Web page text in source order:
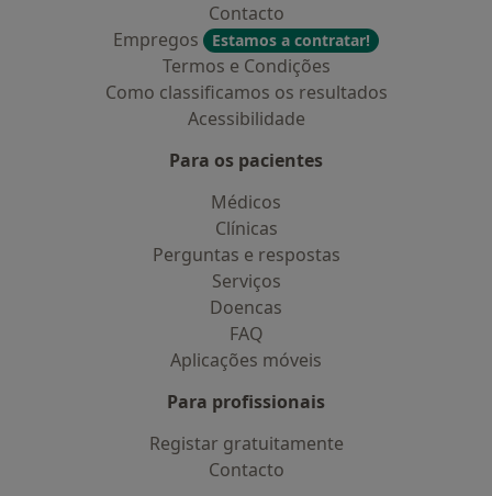
Contacto
Empregos
Estamos a contratar!
Termos e Condições
Como classificamos os resultados
Acessibilidade
Para os pacientes
Médicos
Clínicas
Perguntas e respostas
Serviços
Doencas
FAQ
Aplicações móveis
Para profissionais
Registar gratuitamente
Contacto